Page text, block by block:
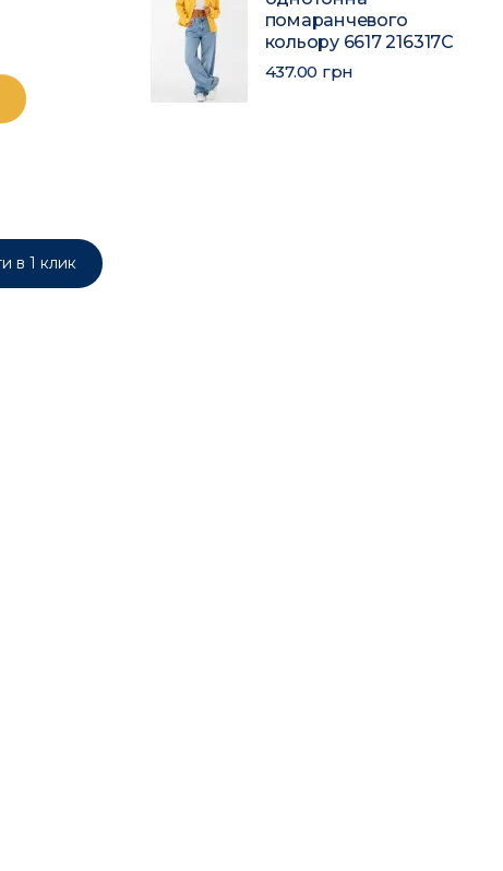
в 1 клик
помаранчевого
кольору 6617 216317C
437.00 грн